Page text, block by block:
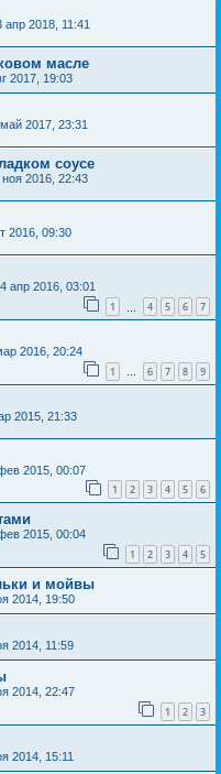
апр 2018, 11:41
масле
2017, 19:03
2017, 23:31
соусе
ноя 2016, 22:43
2016, 09:30
апр 2016, 03:01
1 4 5 6 7
2016, 20:24
1 … 6 7 8 9
2015, 21:33
2015, 00:07
1 2 3 4 5 6
2015, 00:04
1 2 3 4 5
и мойвы
2014, 19:50
2014, 11:59
2014, 22:47
1 2 3
2014, 15:11